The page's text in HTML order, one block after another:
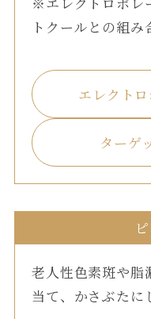
トクールとの組み
エレクト
ターゲ
老人性色素斑や脂
当て、かさぶたに